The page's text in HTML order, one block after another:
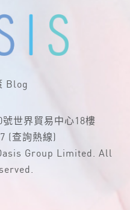
Blog
世界貿易中心18樓
(查詢熱線)
Group Limited. All